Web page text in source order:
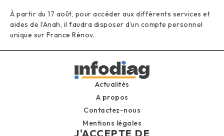
À partir du 17 août, pour accéder aux différents services et
aides de l’Anah, il faudra disposer d’un compte personnel
unique sur France Rénov.
Actualités
A propos
Contactez-nous
Mentions légales
J'ACCEPTE DE